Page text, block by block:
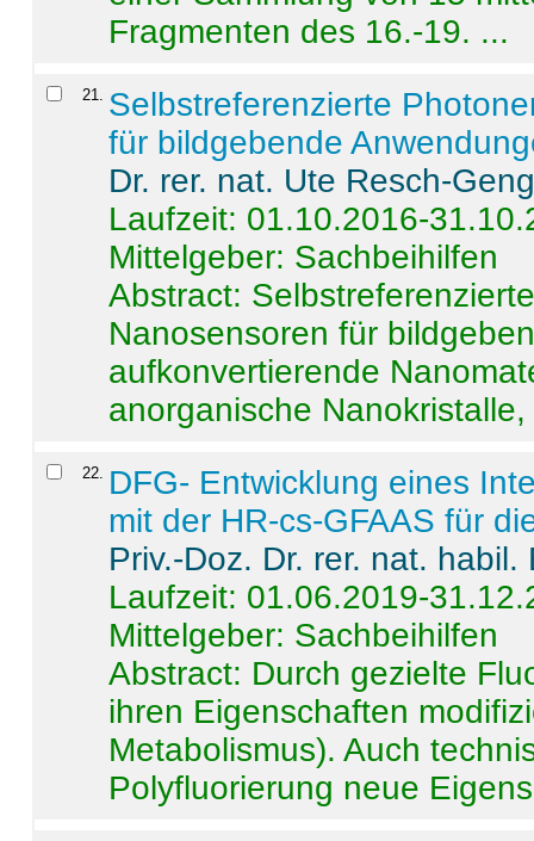
Fragmenten des 16.-19. ...
21
Selbstreferenzierte
für bildgebende
Dr. rer. nat. Ute Resch-
Laufzeit: 01.10.2016-
Mittelgeber: Sachbeihilfen
Abstract:
Nanosensoren für
aufkonvertierende
anorganische
22
DFG- Entwicklung eines
mit der HR-cs-GFAAS für
Priv.-Doz. Dr. rer. nat.
Laufzeit: 01.06.2019-
Mittelgeber: Sachbeihilfen
Abstract: Durch gezielte
ihren Eigenschaften
Metabolismus). Auch
Polyfluorierung neue